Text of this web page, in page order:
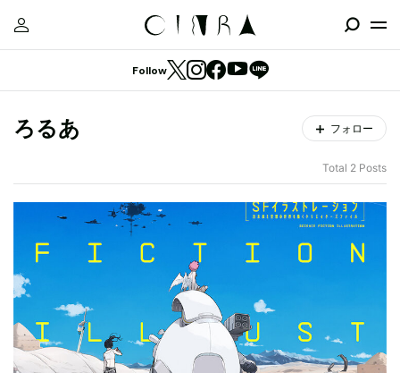
Follow
ろるあ フォロー
Total 2 Posts